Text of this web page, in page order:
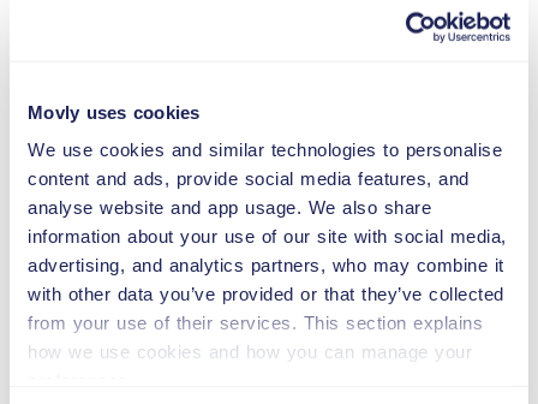
Movly uses cookies
We use cookies and similar technologies to personalise
content and ads, provide social media features, and
analyse website and app usage. We also share
information about your use of our site with social media,
advertising, and analytics partners, who may combine it
with other data you’ve provided or that they’ve collected
from your use of their services. This section explains
how we use cookies and how you can manage your
BMW 3 Series er en luksussalon med fem sæder og et
kørsel og det veludstyrede interiør passer til
forretningsrejsende og par, der søger komfort og kontrol
på længere ture. Fra Orlandos centrum til
søbredsgaderne i Winter Park passer den til byens mere
raffinerede kvarterers karakter med lethed.
Charles Hosmer Morse Museum of American Art
Morse Museum i Winter Park huser verdens mest
omfattende samling af Tiffany-blyindfattet glas,
smykker, lamper og arkitektoniske værker. Det
rekonstruerede Tiffany-kapel fra Verdens Kolumbianske